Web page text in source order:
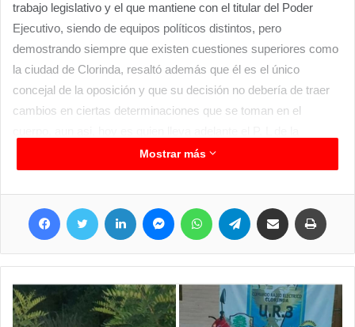
trabajo legislativo y el que mantiene con el titular del Poder
Ejecutivo, siendo de equipos políticos distintos, pero
demostrando siempre que existen cuestiones superiores como
la ciudad de Clorinda, resaltó además que él es el único
concejal de la oposición y que su decisión no debería de traer
cambios en ciertas determinaciones que se toman en el
segunda ciudad de la provincia.
ELECCIONES
Este próximo domingo se define quien será el Presidente de
todos los argentinos, sobre eso recordó que la candidata a la
que el partido estuvo acompañando no logro superar esa
instancia y meterse en el balotaje por lo que hoy respeta la
que la gente decida, elija lo que estiman puede cumplir sus
expectativas entre los dos candidatos que están en juego, Milei
Mostrar más
Facebook Twitter LinkedIn MessengerWhatsApp Telegram Compartir por correo electrónico